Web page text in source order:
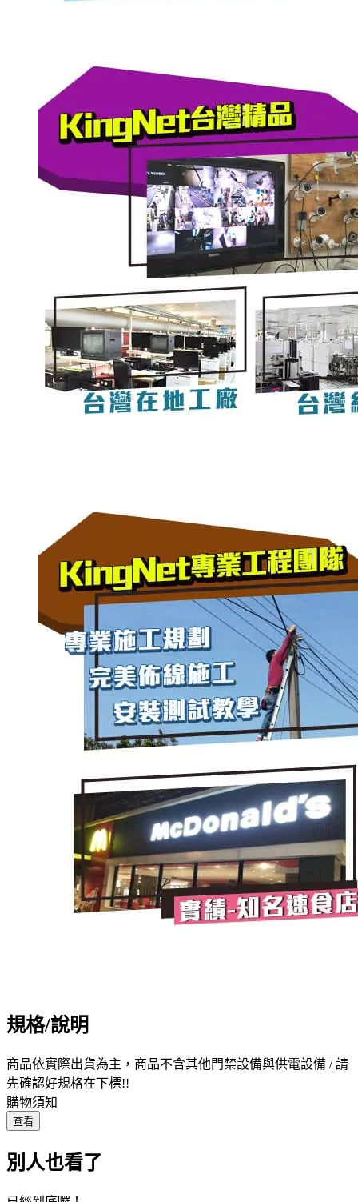
規格/說明
商品依實際出貨為主，商品不含其他門禁設備與供電設備 / 請
先確認好規格在下標!!
購物須知
查看
別人也看了